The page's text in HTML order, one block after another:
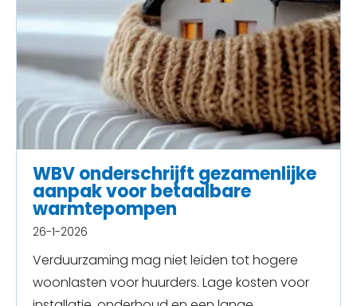
WBV onderschrijft gezamenlijke
aanpak voor betaalbare
warmtepompen
26-1-2026
Verduurzaming mag niet leiden tot hogere
woonlasten voor huurders. Lage kosten voor